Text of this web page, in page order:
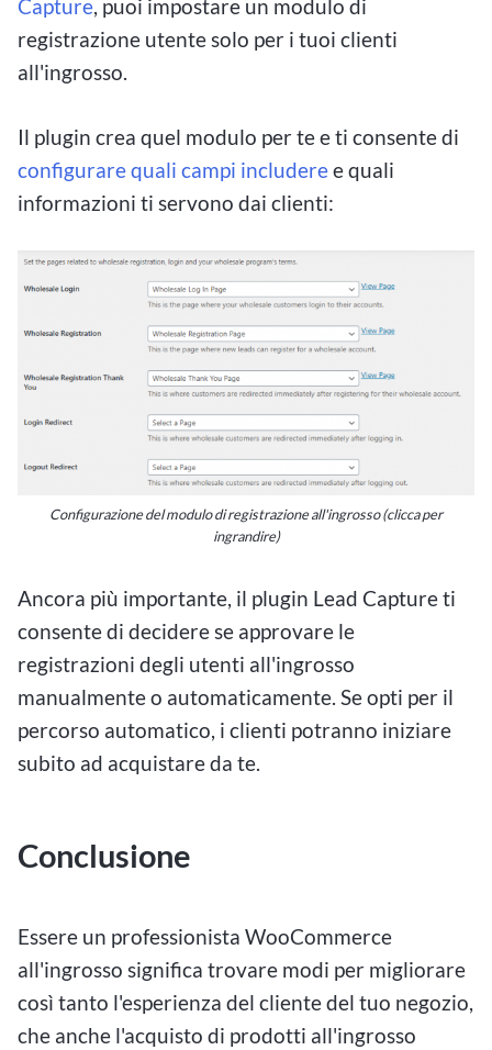
Capture, puoi impostare un modulo di
registrazione utente solo per i tuoi clienti
all'ingrosso.
Il plugin crea quel modulo per te e ti consente di
configurare quali campi includeree quali
informazioni ti servono dai clienti:
Configurazione del modulo di registrazione all'ingrosso (clicca per
ingrandire)
Ancora più importante, il plugin Lead Capture ti
consente di decidere se approvare le
registrazioni degli utenti all'ingrosso
manualmente o automaticamente. Se opti per il
percorso automatico, i clienti potranno iniziare
subito ad acquistare da te.
Conclusione
Essere un professionista WooCommerce
all'ingrosso significa trovare modi per migliorare
così tanto l'esperienza del cliente del tuo negozio,
che anche l'acquisto di prodotti all'ingrosso